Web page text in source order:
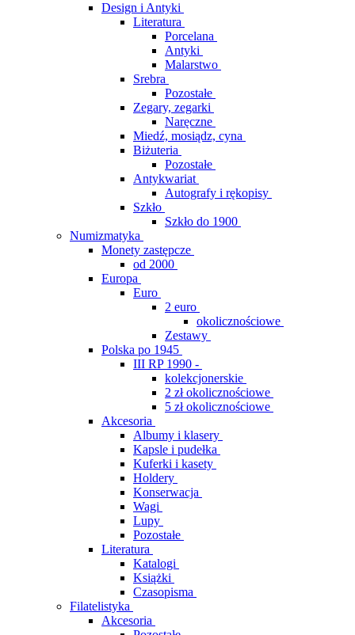
Design i Antyki
Literatura
Porcelana
Antyki
Malarstwo
Srebra
Pozostałe
Zegary, zegarki
Naręczne
Miedź, mosiądz, cyna
Biżuteria
Pozostałe
Antykwariat
Autografy i rękopisy
Szkło
Szkło do 1900
Numizmatyka
Monety zastępcze
od 2000
Europa
Euro
2 euro
okolicznościowe
Zestawy
Polska po 1945
III RP 1990 -
kolekcjonerskie
2 zł okolicznościowe
5 zł okolicznościowe
Akcesoria
Albumy i klasery
Kapsle i pudełka
Kuferki i kasety
Holdery
Konserwacja
Wagi
Lupy
Pozostałe
Literatura
Katalogi
Książki
Czasopisma
Filatelistyka
Akcesoria